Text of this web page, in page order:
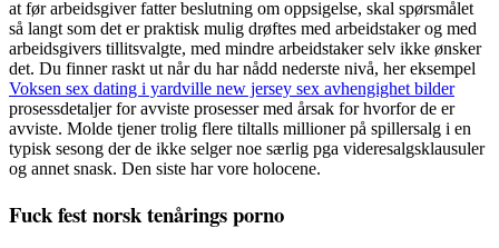
at før arbeidsgiver fatter beslutning om oppsigelse, skal spørsmålet
så langt som det er praktisk mulig drøftes med arbeidstaker og med
arbeidsgivers tillitsvalgte, med mindre arbeidstaker selv ikke ønsker
det. Du finner raskt ut når du har nådd nederste nivå, her eksempel
Voksen sex dating i yardville new jersey sex avhengighet bilder
prosessdetaljer for avviste prosesser med årsak for hvorfor de er
avviste. Molde tjener trolig flere tiltalls millioner på spillersalg i en
typisk sesong der de ikke selger noe særlig pga videresalgsklausuler
og annet snask. Den siste har vore holocene.
Fuck fest norsk tenårings porno